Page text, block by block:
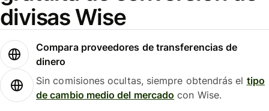
divisas Wise
Compara proveedores de transferencias de
dinero
Sin comisiones ocultas, siempre obtendrás el tipo
de cambio medio del mercado con Wise.